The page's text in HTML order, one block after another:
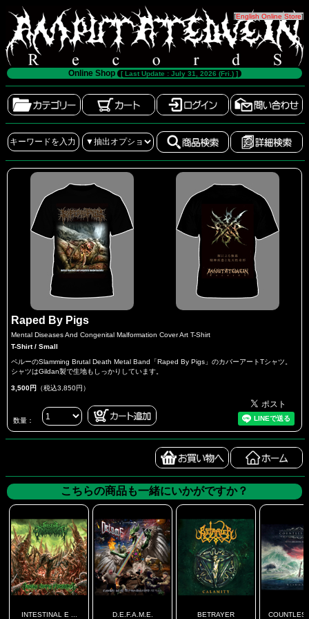
[English Online Store]
Online Shop [ Last Update : July 31, 2026 (Fri.) ]
Raped By Pigs
Mental Diseases And Congenital Malformation Cover Art T-Shirt
T-Shirt / Small
ペルーのSlamming Brutal Death Metal Band「Raped By Pigs」のカバーアートTシャツ。
シャツはGildan製で生地もしっかりしています。
3,500円 （税込3,850円）
数量：
こちらの商品も一緒にいかがですか？
INTESTINAL E ... D.E.F.A.M.E. BETRAYER